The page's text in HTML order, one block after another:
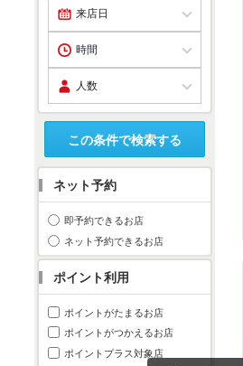
この条件で検索する
ネット予約
即予約できるお店
ネット予約できるお店
ポイント利用
ポイントがたまるお店
ポイントがつかえるお店
ポイントプラス対象店